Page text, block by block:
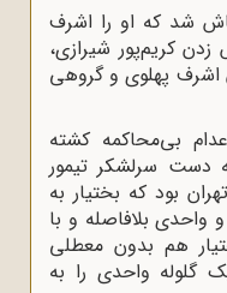
شد که او را اشرف
کریم‌پور شیرازی،
اشرف پهلوی و گروهی
بی‌محاکمه کشته
دست سرلشکر تیمور
بود که بختیار به
بلافاصله و با
هم بدون معطلی
گلوله واحدی را به